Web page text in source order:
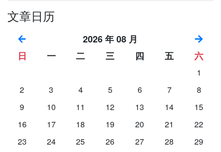
文章日历
2026 年 08 月
日
一 二 三 四 五 六
1
2
3 4 5 6 7
8
9
10 11 12 13 14
15
16
17 18 19 20 21
22
23
24 25 26 27 28
29